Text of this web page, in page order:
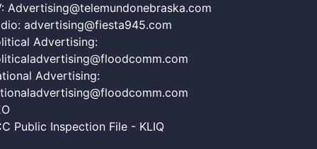
Advertising@telemundonebraska.com
advertising@fiesta945.com
Advertising:
Advertising:
Public Inspection File - KLIQ